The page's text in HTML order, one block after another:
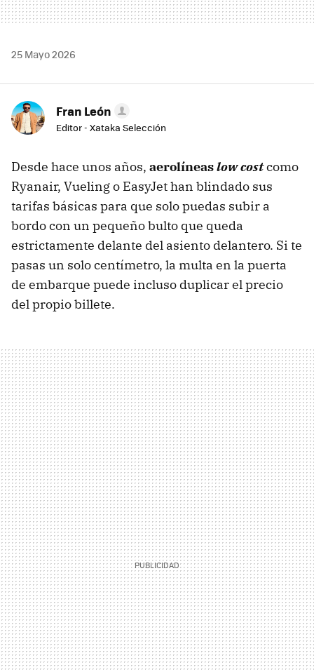
25 Mayo 2026
Fran León
Editor - Xataka Selección
Desde hace unos años, aerolíneaslow costcomo
Ryanair, Vueling o EasyJet han blindado sus
tarifas básicas para que solo puedas subir a
bordo con un pequeño bulto que queda
estrictamente delante del asiento delantero. Si te
pasas un solo centímetro, la multa en la puerta
de embarque puede incluso duplicar el precio
del propio billete.